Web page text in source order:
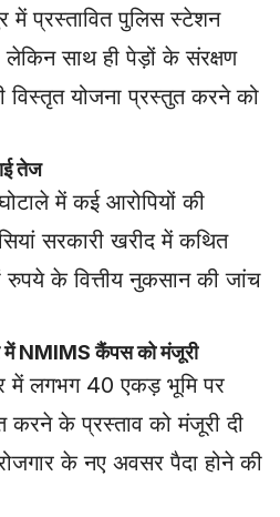
में प्रस्तावित पुलिस स्टेशन
लेकिन साथ ही पेड़ों के संरक्षण
विस्तृत योजना प्रस्तुत करने को
तेज
में कई आरोपियों की
सरकारी खरीद में कथित
के वित्तीय नुकसान की जांच
में NMIMS कैंपस को मंजूरी
में लगभग 40 एकड़ भूमि पर
के प्रस्ताव को मंजूरी दी
के नए अवसर पैदा होने की